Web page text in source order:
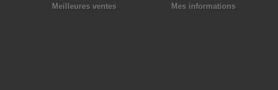
Meilleures ventes
Mes informations